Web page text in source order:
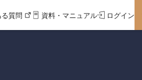
質問 資料・マニュアル ログイン